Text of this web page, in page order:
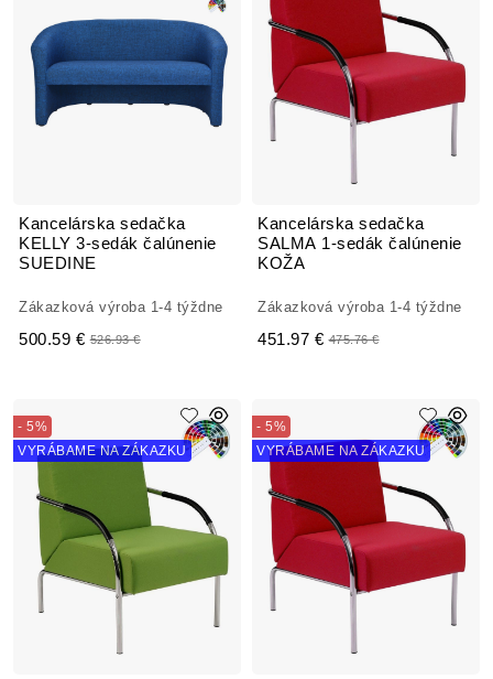
Kancelárska sedačka
KELLY 3-sedák čalúnenie
SUEDINE
Zákazková výroba 1-4 týždne
500.59 € 526.93 €
Kancelárska sedačka
SALMA 1-sedák čalúnenie
KOŽA
Zákazková výroba 1-4 týždne
451.97 € 475.76 €
- 5%
VYRÁBAME NA ZÁKAZKU
- 5%
VYRÁBAME NA ZÁKAZKU